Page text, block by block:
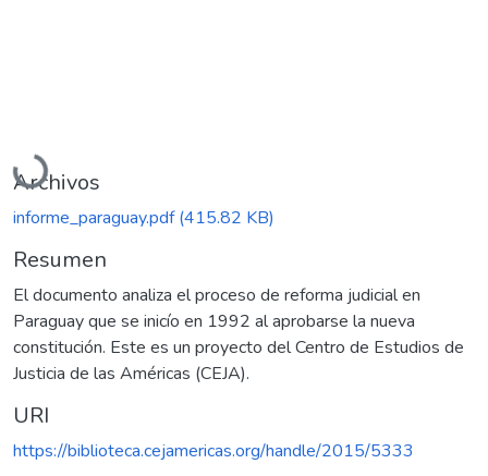
Cargando...
Archivos
informe_paraguay.pdf(415.82 KB)
Resumen
El documento analiza el proceso de reforma judicial en
Paraguay que se inicío en 1992 al aprobarse la nueva
constitución. Este es un proyecto del Centro de Estudios de
Justicia de las Américas (CEJA).
URI
https://biblioteca.cejamericas.org/handle/2015/5333